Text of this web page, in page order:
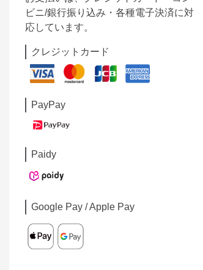
ビニ/銀行振り込み・各種電子決済に対
応しています。
クレジットカード
PayPay
Paidy
Google Pay / Apple Pay